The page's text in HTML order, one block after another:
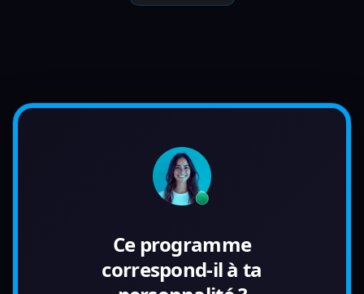
Ce programme
correspond-il à ta